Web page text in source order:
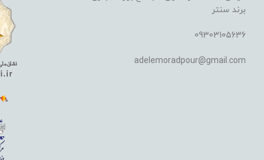
برند سنتر
09303105636
adelemoradpour@gmail.com